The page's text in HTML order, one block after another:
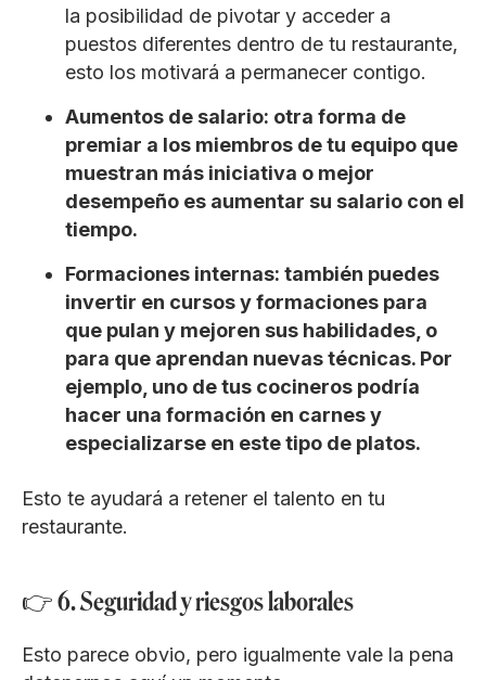
la posibilidad de pivotar y acceder a
puestos diferentes dentro de tu restaurante,
esto los motivará a permanecer contigo.
Aumentos de salario: otra forma de
premiar a los miembros de tu equipo que
muestran más iniciativa o mejor
desempeño es aumentar su salario con el
tiempo.
Formaciones internas: también puedes
invertir en cursos y formaciones para
que pulan y mejoren sus habilidades, o
para que aprendan nuevas técnicas. Por
ejemplo, uno de tus cocineros podría
hacer una formación en carnes y
especializarse en este tipo de platos.
Esto te ayudará a retener el talento en tu
restaurante.
👉 6. Seguridad y riesgos laborales
Esto parece obvio, pero igualmente vale la pena